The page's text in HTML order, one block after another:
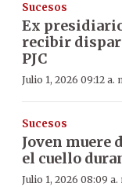
Sucesos
Ex
recibir
PJC
Julio 1, 2026 09:12 a.
Sucesos
Joven muere
el cuello
Julio 1, 2026 08:09 a.